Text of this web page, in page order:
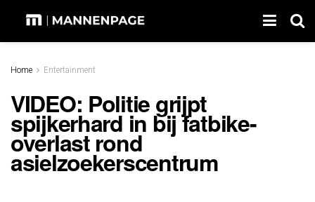
Home Entertainment
VIDEO: Politie grijpt
spijkerhard in bij fatbike-
overlast rond
asielzoekerscentrum